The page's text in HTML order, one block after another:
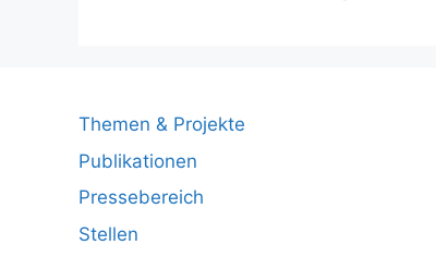
Themen & Projekte
Publikationen
Pressebereich
Stellen